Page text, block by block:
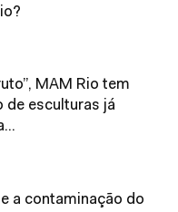
MAM Rio tem
de esculturas já
a contaminação do